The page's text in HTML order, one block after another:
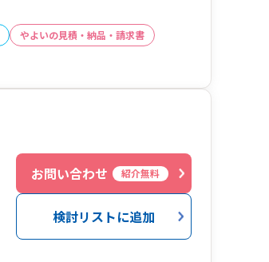
やよいの見積・納品・請求書
お問い合わせ 紹介無料
検討リストに追加